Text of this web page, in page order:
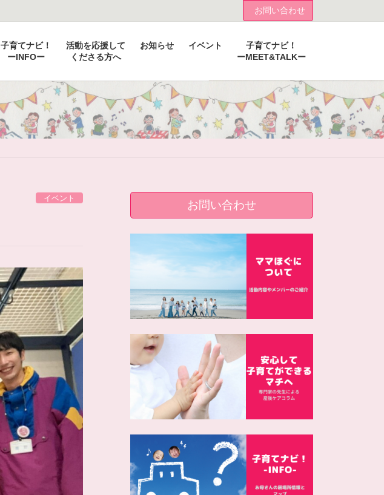
お問い合わせ
子育てナビ！
ーINFOー
活動を応援して
くださる方へ
お知らせ イベント
子育てナビ！
ーMEET&TALKー
イベント
お問い合わせ